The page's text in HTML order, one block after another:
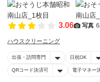
3.06 写真
ハウスクリーニング
出張・訪問専門 日祝OK
QRコード決済可 電子マネー